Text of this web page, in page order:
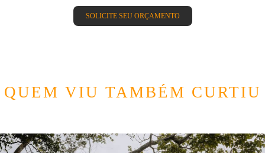
SOLICITE SEU ORÇAMENTO
QUEM VIU TAMBÉM CURTIU